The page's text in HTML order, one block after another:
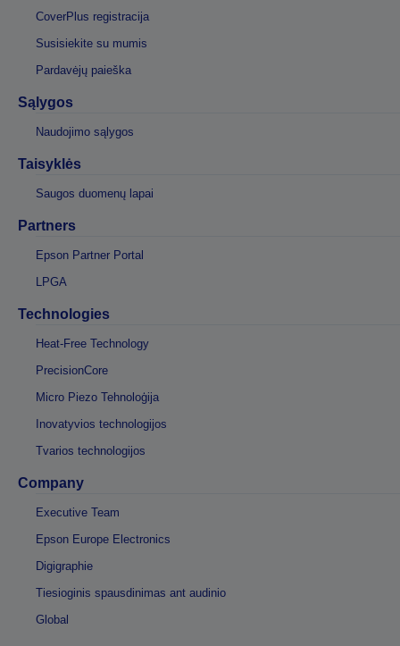
CoverPlus registracija
Susisiekite su mumis
Pardavėjų paieška
Sąlygos
Naudojimo sąlygos
Taisyklės
Saugos duomenų lapai
Partners
Epson Partner Portal
LPGA
Technologies
Heat-Free Technology
PrecisionCore
Micro Piezo Tehnoloģija
Inovatyvios technologijos
Tvarios technologijos
Company
Executive Team
Epson Europe Electronics
Digigraphie
Tiesioginis spausdinimas ant audinio
Global